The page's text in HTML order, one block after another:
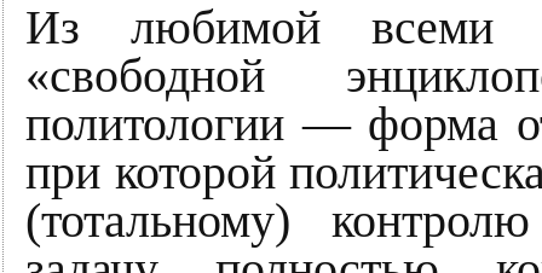
Из любимой всеми
«свободной
политологии — форма
при которой
(тотальному)